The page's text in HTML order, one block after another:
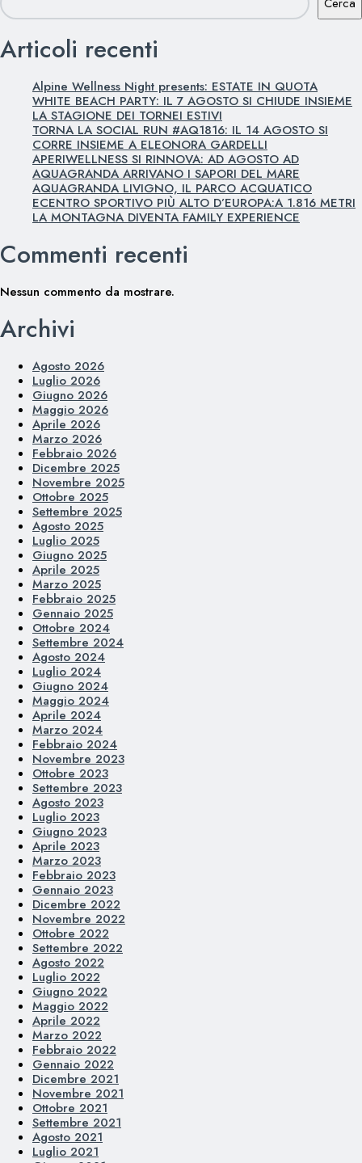
Articoli recenti
Alpine Wellness Night presents: ESTATE IN QUOTA
WHITE BEACH PARTY: IL 7 AGOSTO SI CHIUDE INSIEME
LA STAGIONE DEI TORNEI ESTIVI
TORNA LA SOCIAL RUN #AQ1816: IL 14 AGOSTO SI
CORRE INSIEME A ELEONORA GARDELLI
APERIWELLNESS SI RINNOVA: AD AGOSTO AD
AQUAGRANDA ARRIVANO I SAPORI DEL MARE
AQUAGRANDA LIVIGNO, IL PARCO ACQUATICO
ECENTRO SPORTIVO PIÙ ALTO D’EUROPA:A 1.816 METRI
LA MONTAGNA DIVENTA FAMILY EXPERIENCE
Commenti recenti
Nessun commento da mostrare.
Archivi
Agosto 2026
Luglio 2026
Giugno 2026
Maggio 2026
Aprile 2026
Marzo 2026
Febbraio 2026
Dicembre 2025
Novembre 2025
Ottobre 2025
Settembre 2025
Agosto 2025
Luglio 2025
Giugno 2025
Aprile 2025
Marzo 2025
Febbraio 2025
Gennaio 2025
Ottobre 2024
Settembre 2024
Agosto 2024
Luglio 2024
Giugno 2024
Maggio 2024
Aprile 2024
Marzo 2024
Febbraio 2024
Novembre 2023
Ottobre 2023
Settembre 2023
Agosto 2023
Luglio 2023
Giugno 2023
Aprile 2023
Marzo 2023
Febbraio 2023
Gennaio 2023
Dicembre 2022
Novembre 2022
Ottobre 2022
Settembre 2022
Agosto 2022
Luglio 2022
Giugno 2022
Maggio 2022
Aprile 2022
Marzo 2022
Febbraio 2022
Gennaio 2022
Dicembre 2021
Novembre 2021
Ottobre 2021
Settembre 2021
Agosto 2021
Luglio 2021